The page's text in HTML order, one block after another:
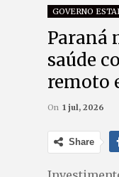
GOVERNO
Paraná
saúde
remoto
On 1 jul, 2026
Share